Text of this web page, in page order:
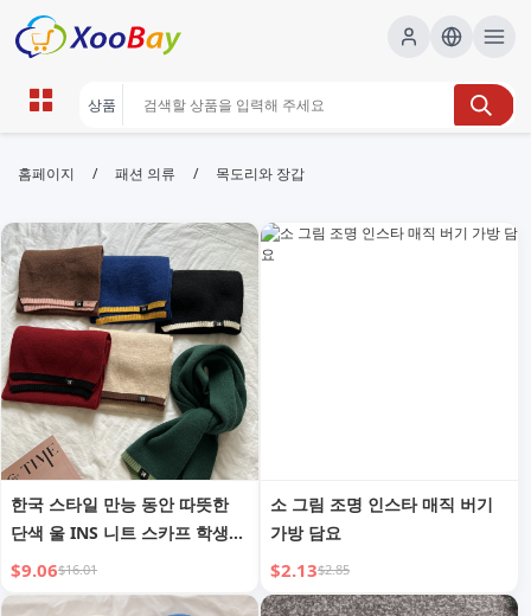
목도리와 장갑 | XOOBAY B2B/B2C
목도리, 장갑, 겨울 아이템, wholesale 목도리와 장갑,
XOOBAY
목도리와 장갑으로 겨울 스타일 완성!
홈페이지 / 패션 의류 / 목도리와 장갑
한국 스타일 만능 동안 따뜻한
단색 울 INS 니트 스카프 학생
커플 목도리 여성 가을 겨울
$9.06$16.01
소 그림 조명 인스타 매직 버기
가방 담요
$2.13$2.85